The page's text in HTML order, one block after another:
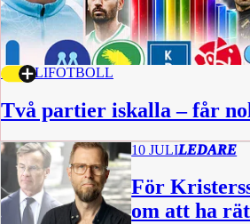
10 JULIFOTBOLL
Två partier iskalla – får
10 JULILEDARE
För
om att ha